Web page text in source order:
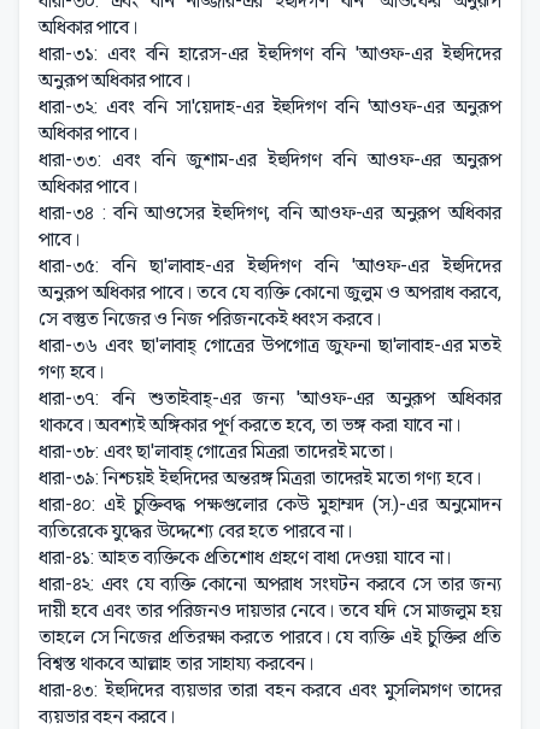
অধিকার পাবে।
ধারা-৩১: এবং বনি হারেস-এর ইহুদিগণ বনি 'আওফ-এর ইহুদিদের
অনুরূপ অধিকার পাবে।
ধারা-৩২: এবং বনি সা'য়েদাহ-এর ইহুদিগণ বনি 'আওফ-এর অনুরূপ
অধিকার পাবে।
ধারা-৩৩: এবং বনি জুশাম-এর ইহুদিগণ বনি আওফ-এর অনুরূপ
অধিকার পাবে।
ধারা-৩৪ : বনি আওসের ইহুদিগণ, বনি আওফ-এর অনুরূপ অধিকার
পাবে।
ধারা-৩৫: বনি ছা'লাবাহ-এর ইহুদিগণ বনি 'আওফ-এর ইহুদিদের
অনুরূপ অধিকার পাবে। তবে যে ব্যক্তি কোনো জুলুম ও অপরাধ করবে,
সে বস্তুত নিজের ও নিজ পরিজনকেই ধ্বংস করবে।
ধারা-৩৬ এবং ছা'লাবাহ্ গোত্রের উপগোত্র জুফনা ছা'লাবাহ-এর মতই
গণ্য হবে।
ধারা-৩৭: বনি শুতাইবাহ্-এর জন্য 'আওফ-এর অনুরূপ অধিকার
থাকবে। অবশ্যই অঙ্গিকার পূর্ণ করতে হবে, তা ভঙ্গ করা যাবে না।
ধারা-৩৮: এবং ছা'লাবাহ্ গোত্রের মিত্ররা তাদেরই মতো।
ধারা-৩৯: নিশ্চয়ই ইহুদিদের অন্তরঙ্গ মিত্ররা তাদেরই মতো গণ্য হবে।
ধারা-৪০: এই চুক্তিবদ্ধ পক্ষগুলোর কেউ মুহাম্মদ (স.)-এর অনুমোদন
ব্যতিরেকে যুদ্ধের উদ্দেশ্যে বের হতে পারবে না।
ধারা-৪১: আহত ব্যক্তিকে প্রতিশোধ গ্রহণে বাধা দেওয়া যাবে না।
ধারা-৪২: এবং যে ব্যক্তি কোনো অপরাধ সংঘটন করবে সে তার জন্য
দায়ী হবে এবং তার পরিজনও দায়ভার নেবে। তবে যদি সে মাজলুম হয়
তাহলে সে নিজের প্রতিরক্ষা করতে পারবে। যে ব্যক্তি এই চুক্তির প্রতি
বিশ্বস্ত থাকবে আল্লাহ তার সাহায্য করবেন।
ধারা-৪৩: ইহুদিদের ব্যয়ভার তারা বহন করবে এবং মুসলিমগণ তাদের
ব্যয়ভার বহন করবে।